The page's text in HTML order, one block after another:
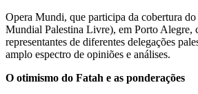
Opera Mundi, que participa da cobertura
Mundial Palestina Livre), em Porto Alegre,
representantes de diferentes delegações
amplo espectro de opiniões e análises.
O otimismo do Fatah e as ponderações